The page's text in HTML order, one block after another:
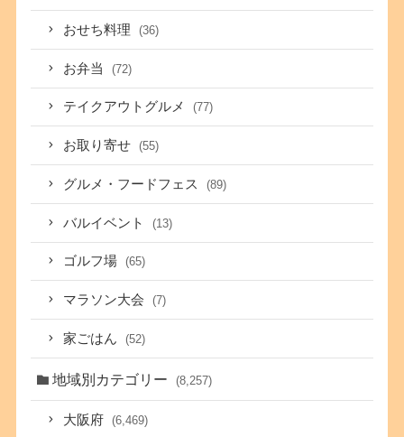
おせち料理 (36)
お弁当 (72)
テイクアウトグルメ (77)
お取り寄せ (55)
グルメ・フードフェス (89)
バルイベント (13)
ゴルフ場 (65)
マラソン大会 (7)
家ごはん (52)
地域別カテゴリー (8,257)
大阪府 (6,469)